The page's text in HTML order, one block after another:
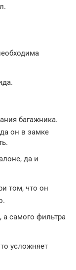
багажника.
он в замке
да и
том, что он
а самого фильтра
усложняет